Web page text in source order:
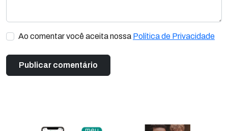
Ao comentar você aceita nossa Política de Privacidade